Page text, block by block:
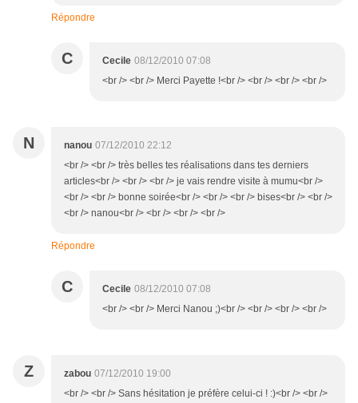
Répondre
C Cecile 08/12/2010 07:08
<br /> <br /> Merci Payette !<br /> <br /> <br /> <br />
N nanou 07/12/2010 22:12
<br /> <br /> très belles tes réalisations dans tes derniers
articles<br /> <br /> <br /> je vais rendre visite à mumu<br />
<br /> <br /> bonne soirée<br /> <br /> <br /> bises<br /> <br />
<br /> nanou<br /> <br /> <br /> <br />
Répondre
C Cecile 08/12/2010 07:08
<br /> <br /> Merci Nanou ;)<br /> <br /> <br /> <br />
Z zabou 07/12/2010 19:00
<br /> <br /> Sans hésitation je préfère celui-ci ! :)<br /> <br />